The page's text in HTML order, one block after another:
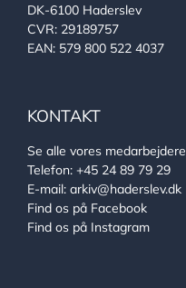
DK-6100 Haderslev
CVR: 29189757
EAN: 579 800 522 4037
KONTAKT
Se alle vores medarbejdere
Telefon: +45 24 89 79 29
E-mail: arkiv@haderslev.dk
Find os på Facebook
Find os på Instagram